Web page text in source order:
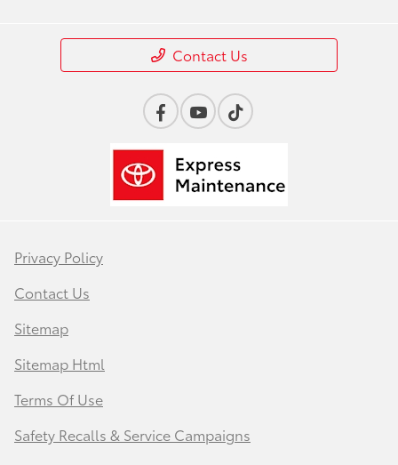
Contact Us
Privacy Policy
Contact Us
Sitemap
Sitemap Html
Terms Of Use
Safety Recalls & Service Campaigns